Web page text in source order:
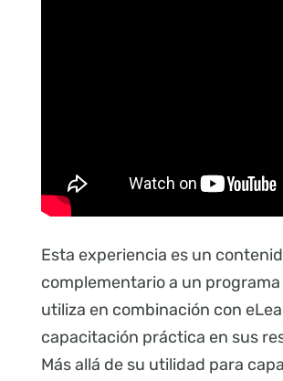
Esta experiencia es un
complementario a un programa
utiliza en combinación con
capacitación práctica en sus
Más allá de su utilidad para